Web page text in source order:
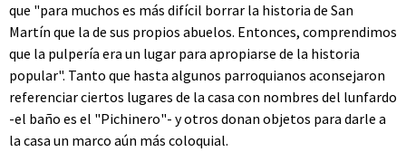
que "para muchos es más difícil borrar la historia de San
Martín que la de sus propios abuelos. Entonces, comprendimos
que la pulpería era un lugar para apropiarse de la historia
popular". Tanto que hasta algunos parroquianos aconsejaron
referenciar ciertos lugares de la casa con nombres del lunfardo
-el baño es el "Pichinero"- y otros donan objetos para darle a
la casa un marco aún más coloquial.